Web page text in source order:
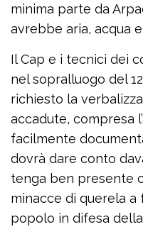
minima parte da
avrebbe aria, acqua
Il Cap e i tecnici dei
nel sopralluogo del
richiesto la
accadute, compresa
facilmente
dovrà dare conto
tenga ben presente
minacce di querela
popolo in difesa